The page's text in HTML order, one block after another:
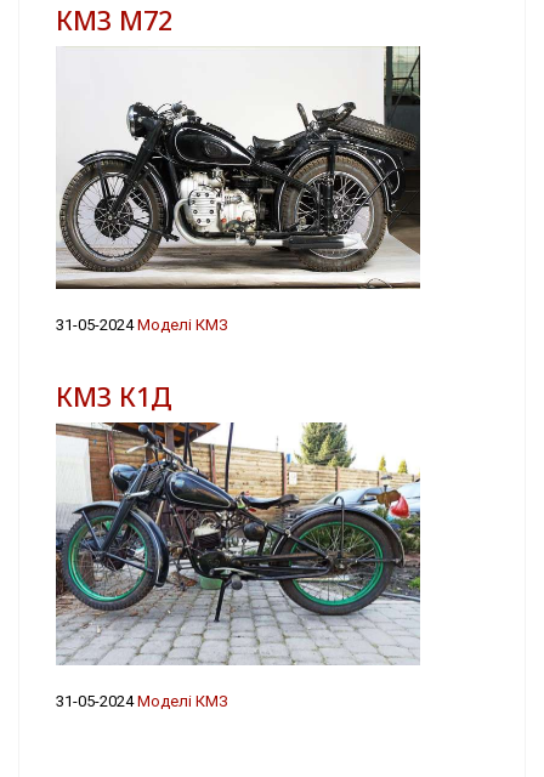
КМЗ М72
31-05-2024Моделі КМЗ
КМЗ К1Д
31-05-2024Моделі КМЗ